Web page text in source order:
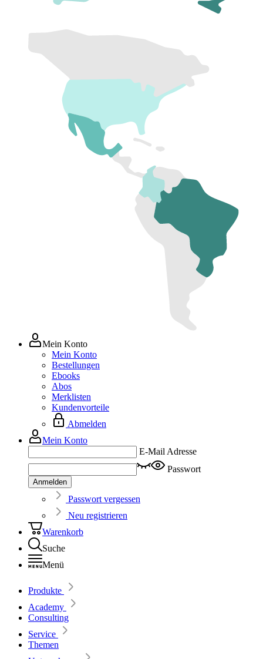
Mein Konto
Mein Konto
Bestellungen
Ebooks
Abos
Merklisten
Kundenvorteile
Abmelden
Mein Konto
E-Mail Adresse
Passwort
Anmelden
Passwort vergessen
Neu registrieren
Warenkorb
Suche
Menü
Produkte
Academy
Consulting
Service
Themen